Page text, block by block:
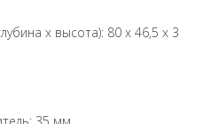
x высота): 80 x 46,5 x 3